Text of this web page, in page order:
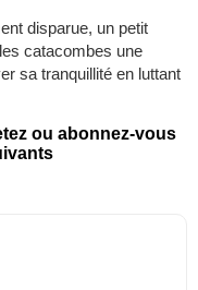
disparue, un petit
catacombes une
sa tranquillité en luttant
ou abonnez-vous